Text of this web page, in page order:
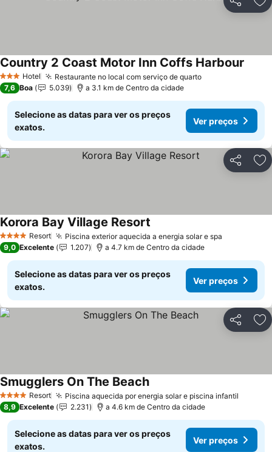
Partilhar
3 EstrelasHotel Restaurante no local com serviço de quartoVer preços
Country 2 Coast Motor Inn Coffs Harbour
7,6 Boa 5.039 a 3.1 km de Centro da cidade
Selecione as datas para ver os preços
exatos.
Ver preços
Partilhar
4 EstrelasResort Piscina exterior aquecida a energia solar e spa
Korora Bay Village Resort
9,0 Excelente 1.207 a 4.7 km de Centro da cidade
Selecione as datas para ver os preços
exatos.
Ver preços
Partilhar
4 EstrelasResort Piscina aquecida por energia solar e piscina infantil
Smugglers On The BeachVer preços
8,9 Excelente 2.231 a 4.6 km de Centro da cidade
Selecione as datas para ver os preços
exatos.
Ver preços